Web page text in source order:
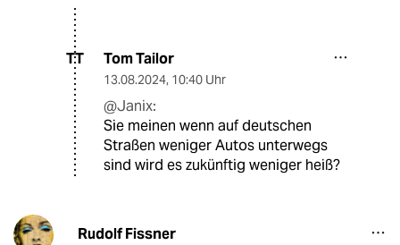
TT Tom Tailor
13.08.2024, 10:40 Uhr
@Janix:
Sie meinen wenn auf deutschen
Straßen weniger Autos unterwegs
sind wird es zukünftig weniger heiß?
Rudolf Fissner